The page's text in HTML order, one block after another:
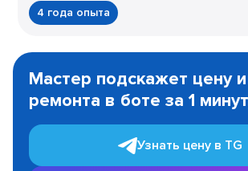
4 года опыта
1
Мастер подскажет цену
ремонта в боте за 1
Узнать цену в TG